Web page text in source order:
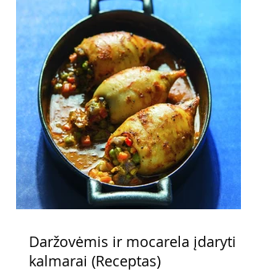
Daržovėmis ir mocarela įdaryti
kalmarai (Receptas)